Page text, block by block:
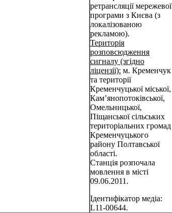
ретрансляції мережевої
програми з Києва (з
локалізованою
рекламою).
Територія
розповсюдження
сигналу (згідно
ліцензії): м. Кременчук
та території
Кременчуцької міської,
Кам’янопотоківської,
Омельницької,
Піщанської сільських
територіальних громад
Кременчуцького
району Полтавської
області.
Станція розпочала
мовлення в місті
09.06.2011.
Ідентифікатор медіа:
L11-00644.